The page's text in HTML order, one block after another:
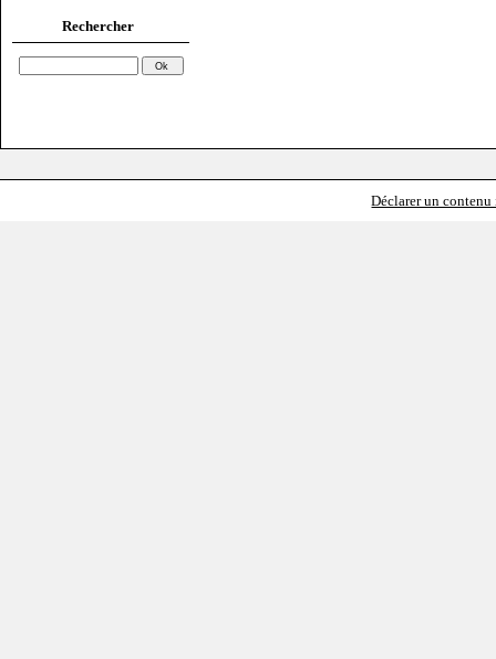
Rechercher
Déclarer un